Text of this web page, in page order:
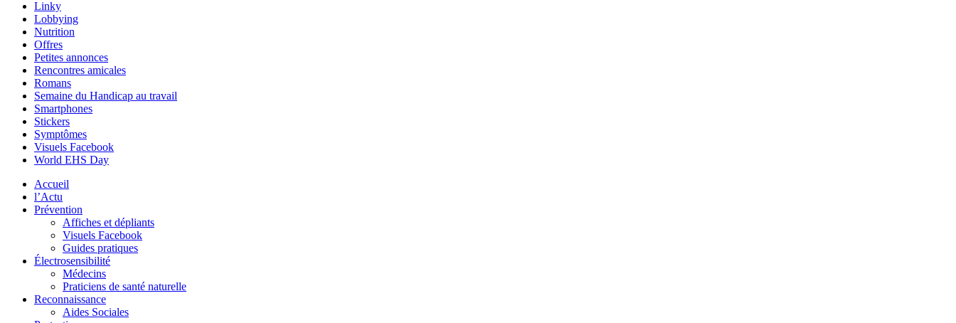
Linky
Lobbying
Nutrition
Offres
Petites annonces
Rencontres amicales
Romans
Semaine du Handicap au travail
Smartphones
Stickers
Symptômes
Visuels Facebook
World EHS Day
Accueil
l’Actu
Prévention
Affiches et dépliants
Visuels Facebook
Guides pratiques
Électrosensibilité
Médecins
Praticiens de santé naturelle
Reconnaissance
Aides Sociales